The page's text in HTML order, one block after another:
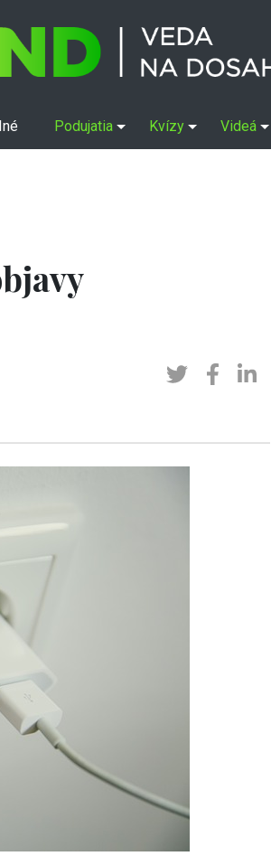
Iné Podujatia Kvízy Videá